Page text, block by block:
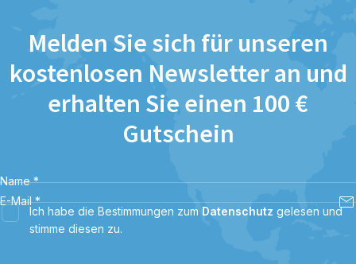
Melden Sie sich für unseren
kostenlosen Newsletter an und
erhalten Sie einen 100 €
Gutschein
Name *
E-Mail *
Ich habe die Bestimmungen zum Datenschutz gelesen und
stimme diesen zu.